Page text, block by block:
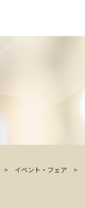
イベント・フェア